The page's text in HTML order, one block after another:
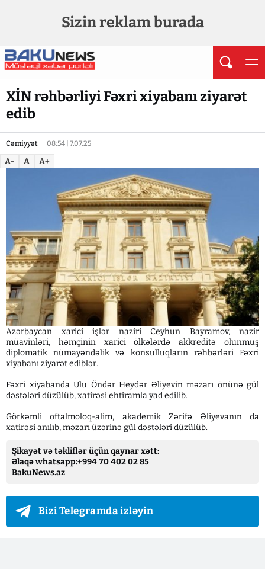
Sizin reklam burada
XİN rəhbərliyi Fəxri xiyabanı ziyarət
edib
Cəmiyyət 08:54 | 7.07.25
A- A A+
Azərbaycan xarici işlər naziri Ceyhun Bayramov, nazir
müavinləri, həmçinin xarici ölkələrdə akkreditə olunmuş
diplomatik nümayəndəlik və konsulluqların rəhbərləri Fəxri
xiyabanı ziyarət ediblər.
Fəxri xiyabanda Ulu Öndər Heydər Əliyevin məzarı önünə gül
dəstələri düzülüb, xatirəsi ehtiramla yad edilib.
Görkəmli oftalmoloq-alim, akademik Zərifə Əliyevanın da
xatirəsi anılıb, məzarı üzərinə gül dəstələri düzülüb.
Şikayət və təkliflər üçün qaynar xətt:
Əlaqə whatsapp:+994 70 402 02 85
BakuNews.az
Bizi Telegramda izləyin